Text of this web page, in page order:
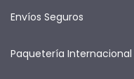
Envíos Seguros
Paquetería Internacional